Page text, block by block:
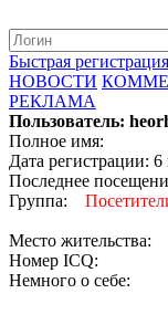
Быстрая регистрация
НОВОСТИ
РЕКЛАМА
Пользователь:
Полное имя:
Дата регистрации:
Последнее
Группа:
Место жительства:
Номер ICQ:
Немного о себе: